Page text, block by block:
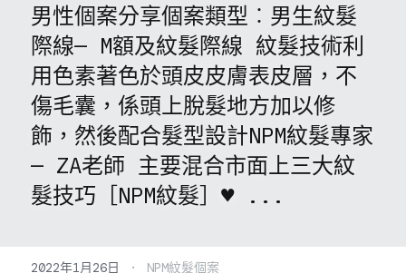
關於NPM紋髮
紋髮小知識
​​Neo Hair Lotion 生髮水
常見問題
54919058
男性個案分享個案類型︰男生紋髮
際線— M額及紋髮際線 紋髮技術利
用色素著色於頭皮皮膚表皮層，不
傷毛囊，係頭上脫髮地方加以修
飾，然後配合髮型設計NPM紋髮專家
— ZA老師 主要混合市面上三大紋
髮技巧［NPM紋髮］♥ ...
2022年1月26日 · NPM紋髮個案